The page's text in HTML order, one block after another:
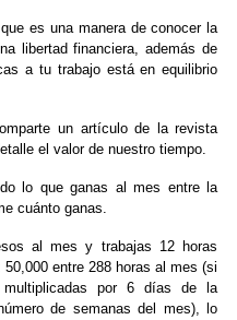
es una manera de conocer la
libertad financiera, además de
a tu trabajo está en equilibrio
un artículo de la revista
el valor de nuestro tiempo.
lo que ganas al mes entre la
cuánto ganas.
al mes y trabajas 12 horas
entre 288 horas al mes (si
multiplicadas por 6 días de la
de semanas del mes), lo